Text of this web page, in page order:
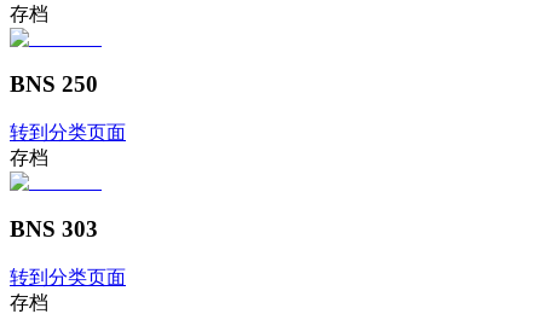
存档
BNS 250
转到分类页面
存档
BNS 303
转到分类页面
存档